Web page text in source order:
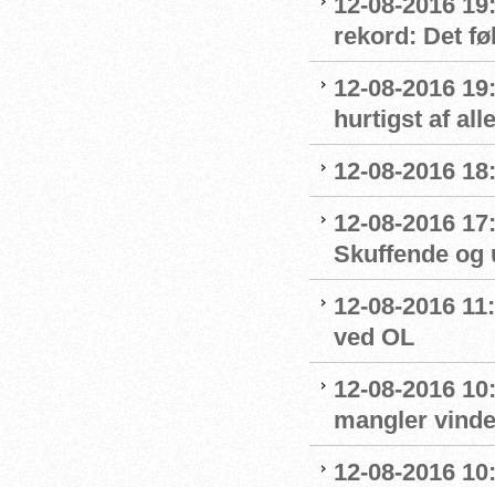
rekord: Det
12-08-2016
hurtigst af
12-08-2016
12-08-2016
Skuffende
12-08-2016
ved OL
12-08-2016
mangler
12-08-2016